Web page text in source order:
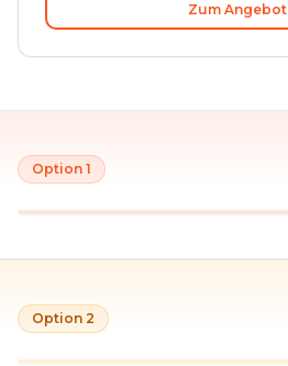
Zum Angebot
Option 1
Option 2